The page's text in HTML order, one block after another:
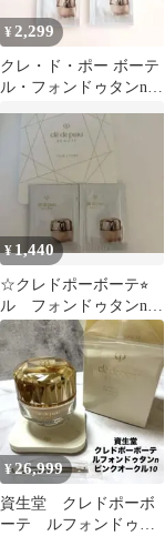
¥2,299
クレ・ド・ポー ボーテ
ル・フォンドゥタンn
¥1,440
☆クレドポーボーテ⭐︎
ル フォンドゥタンn
☆
¥26,999
資生堂 クレドポーボ
ーテ ルフォンドゥタ